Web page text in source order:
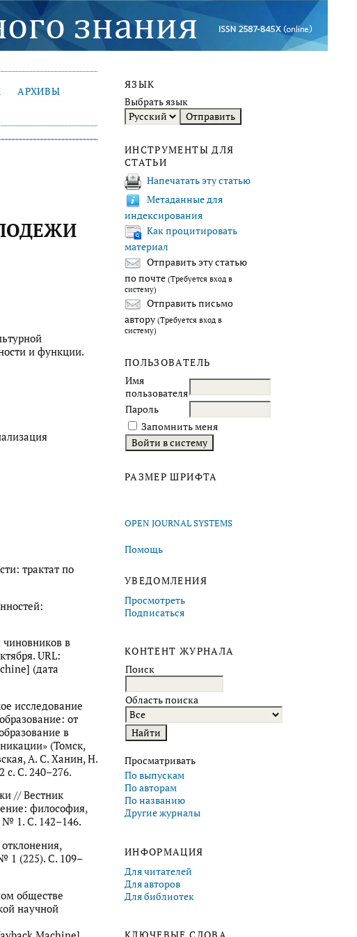
ЯЗЫК
Выбрать язык
ИНСТРУМЕНТЫ ДЛЯ
СТАТЬИ
Напечатать эту статью
Метаданные для
индексирования
Как процитировать
материал
Отправить эту статью
по почте (Требуется вход в
систему)
Отправить письмо
автору (Требуется вход в
систему)
ПОЛЬЗОВАТЕЛЬ
Имя
пользователя
Пароль
Запомнить меня
РАЗМЕР ШРИФТА
OPEN JOURNAL SYSTEMS
Помощь
УВЕДОМЛЕНИЯ
Просмотреть
Подписаться
КОНТЕНТ ЖУРНАЛА
Поиск
Область поиска
Просматривать
По выпускам
По авторам
По названию
Другие журналы
ИНФОРМАЦИЯ
Для читателей
Для авторов
Для библиотек
АРХИВЫ
и функции.
трактат по
чиновников в
URL:
(дата
исследование
от
в
(Томск,
А. С. Ханин, Н.
с. С. 240–276.
// Вестник
философия,
№ 1. С. 142–146.
1 (225). С. 109–
обществе
научной